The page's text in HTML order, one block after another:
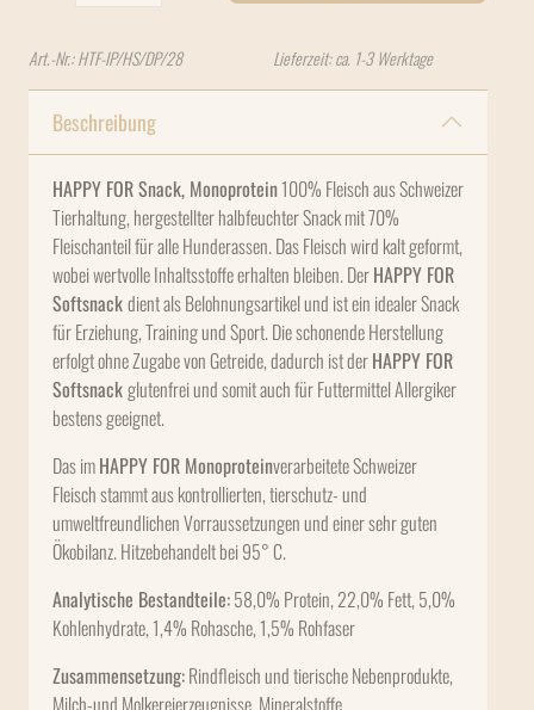
Art.-Nr.:HTF-IP/HS/DP/28 Lieferzeit: ca. 1-3 Werktage
Beschreibung
HAPPY FOR Snack, Monoprotein100% Fleisch aus Schweizer
Tierhaltung, hergestellter halbfeuchter Snack mit 70%
Fleischanteil für alle Hunderassen. Das Fleisch wird kalt geformt,
wobei wertvolle Inhaltsstoffe erhalten bleiben. DerHAPPY FOR
Softsnackdient als Belohnungsartikel und ist ein idealer Snack
für Erziehung, Training und Sport. Die schonende Herstellung
erfolgt ohne Zugabe von Getreide, dadurch ist derHAPPY FOR
Softsnackglutenfrei und somit auch für Futtermittel Allergiker
bestens geeignet.
Das imHAPPY FOR Monoproteinverarbeitete Schweizer
Fleisch stammt aus kontrollierten, tierschutz- und
umweltfreundlichen Vorraussetzungen und einer sehr guten
Ökobilanz. Hitzebehandelt bei 95° C.
Analytische Bestandteile:58,0% Protein, 22,0% Fett, 5,0%
Kohlenhydrate, 1,4% Rohasche, 1,5% Rohfaser
Zusammensetzung:Rindfleisch und tierische Nebenprodukte,
Milch-und Molkereierzeugnisse, Mineralstoffe